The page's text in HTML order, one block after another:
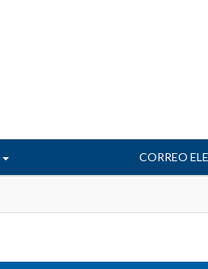
CORREO